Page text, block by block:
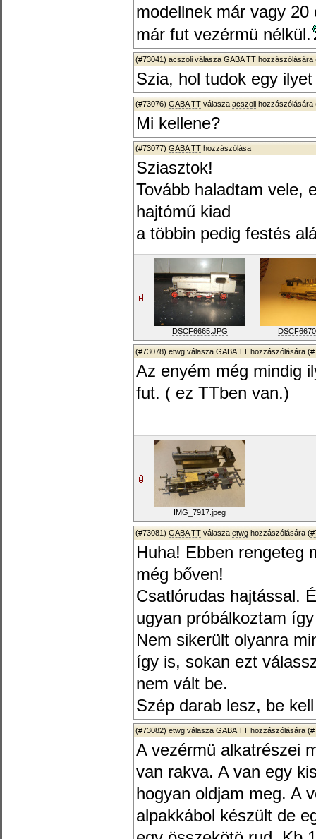
modellnek már vagy
már fut vezérmü nélkül.
(#73041) acszoli válasza GABA TT hozzászólására
Szia, hol tudok egy
(#73076) GABA TT válasza acszoli hozzászólására
Mi kellene?
(#73077) GABA TT hozzászólása
Sziasztok!
Tovább haladtam vele,
hajtómű kiad
a többin pedig festés
DSCF6665.JPG
(#73078) etwg válasza GABA TT hozzászólására (
Az enyém még mindig
fut. ( ez TTben van.)
IMG_7917.jpeg
(#73081) GABA TT válasza etwg hozzászólására (
Huha! Ebben rengeteg
még bőven!
Csatlórudas hajtással.
ugyan próbálkoztam
Nem sikerült olyanra
így is, sokan ezt
nem vált be.
Szép darab lesz, be
(#73082) etwg válasza GABA TT hozzászólására (
A vezérmü alkatrészei
van rakva. A van egy
hogyan oldjam meg. A
alpakkábol készült de